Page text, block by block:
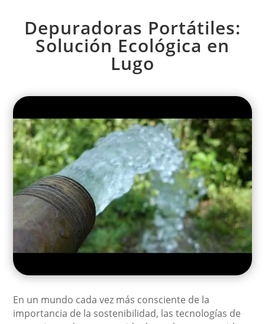
Depuradoras Portátiles:
Solución Ecológica en
Lugo
En un mundo cada vez más consciente de la
importancia de la sostenibilidad, las tecnologías de